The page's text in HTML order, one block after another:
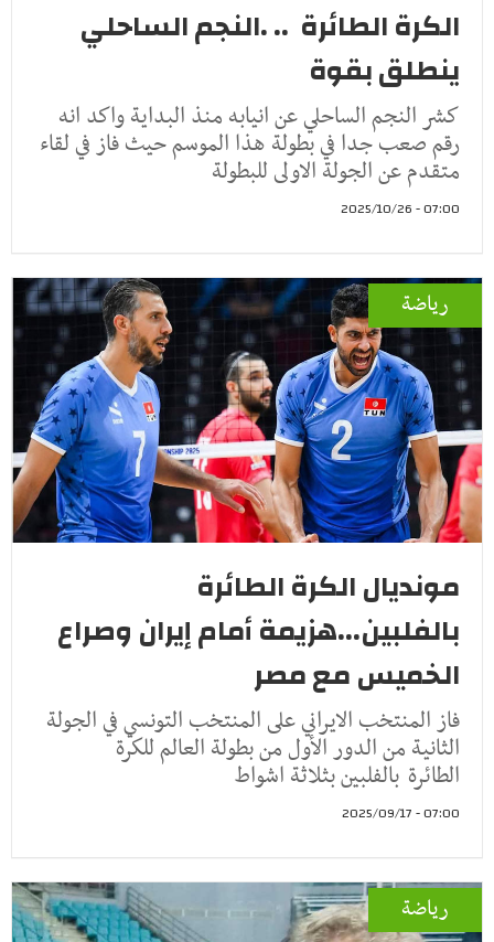
الكرة الطائرة .. .النجم الساحلي
ينطلق بقوة
كشر النجم الساحلي عن انيابه منذ البداية واكد انه
رقم صعب جدا في بطولة هذا الموسم حيث فاز في لقاء
متقدم عن الجولة الاولى للبطولة
07:00 - 2025/10/26
رياضة
مونديال الكرة الطائرة
بالفلبين...هزيمة أمام إيران وصراع
الخميس مع مصر
فاز المنتخب الايراني على المنتخب التونسي في الجولة
الثانية من الدور الأول من بطولة العالم للكرة
الطائرة بالفلبين بثلاثة اشواط
07:00 - 2025/09/17
رياضة